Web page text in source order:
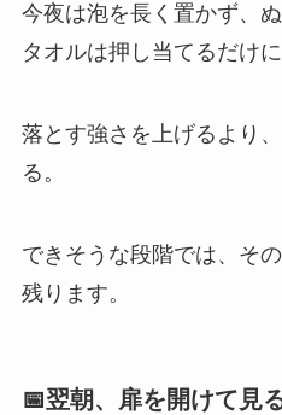
今夜は泡を長く置かず、
タオルは押し当てるだけに
落とす強さを上げるより
る。
できそうな段階では、そ
残ります。
📅翌朝、扉を開けて見